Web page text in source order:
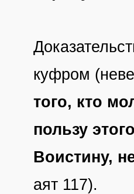
куфром
того, кто
пользу
Воистину,
аят 117).